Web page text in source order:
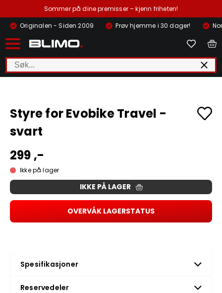
Sommer på dine premisser – kjenn friheten!
Originalen - Siden 2009
Prøv hjemme i 30 dager!
Styre for Evobike Travel -
svart
299 ,-
Ikke på lager
IKKE PÅ LAGER
OVERVÅK LAGERSTATUS
Spesifikasjoner
Reservedeler